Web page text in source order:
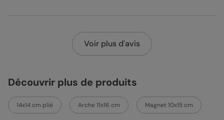
sommes ravis d’avoir pu la mettre si joliment à l’honneur !”
Voir plus d'avis
Découvrir plus de produits
14x14 cm plié Arche 11x16 cm Magnet 10x15 cm